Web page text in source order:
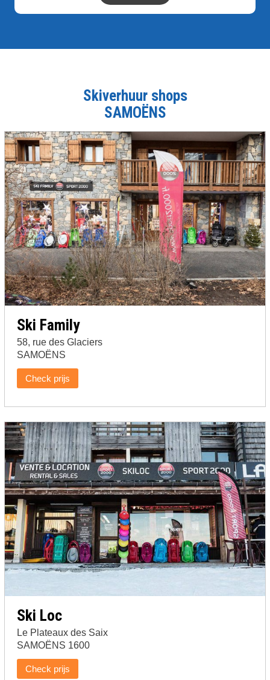
Skiverhuur shops
SAMOËNS
Ski Family
58, rue des Glaciers
SAMOËNS
Check prijs
Ski Loc
Le Plateaux des Saix
SAMOËNS 1600
Check prijs